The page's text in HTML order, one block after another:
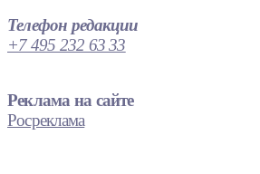
Телефон редакции
+7 495 232 63 33
Реклама на сайте
Росреклама